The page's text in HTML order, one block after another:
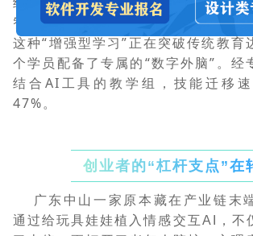
智能平台能生成百种实时业务场景供
这种“增强型学习”正在突破传统教育
个学员配备了专属的“数字外脑”。经
结合AI工具的教学组，技能迁移
47%。
创业者的“杠杆支点”在
广东中山一家原本藏在产业链末
通过给玩具娃娃植入情感交互AI，不